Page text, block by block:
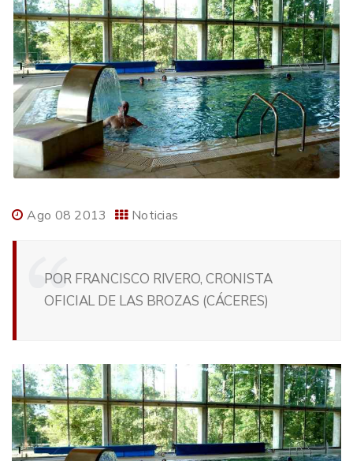
Ago 08 2013 Noticias
POR FRANCISCO RIVERO, CRONISTA
OFICIAL DE LAS BROZAS (CÁCERES)